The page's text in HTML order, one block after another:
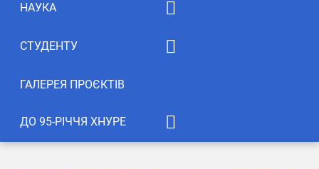
Відгуки студентів
НАУКА
Конференції
Публікації
Студентська творчість
СТУДЕНТУ
ГАЛЕРЕЯ ПРОЄКТІВ
ДО 95-РІЧЧЯ ХНУРЕ
Кафедра АПОТ у 2005 році